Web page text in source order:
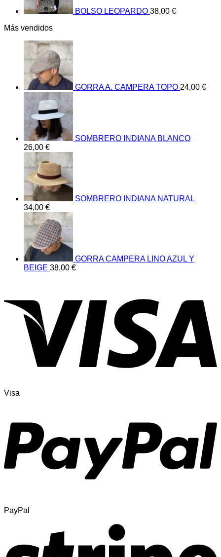
BOLSO LEOPARDO 38,00 €
Más vendidos
GORRA A. CAMPERA TOPO 24,00 €
SOMBRERO INDIANA BLANCO
26,00 €
SOMBRERO INDIANA NATURAL
34,00 €
GORRA CAMPERA LINO AZUL Y
BEIGE 38,00 €
Visa
PayPal